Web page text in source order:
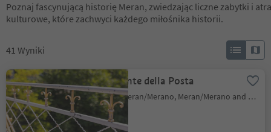
Poznaj fascynującą historię Meran, zwiedzając liczne zabytki i
kulturowe, które zachwyci każdego miłośnika historii.
41 Wyniki
Ponte della Posta
Meran/Merano, Meran/Merano and environs